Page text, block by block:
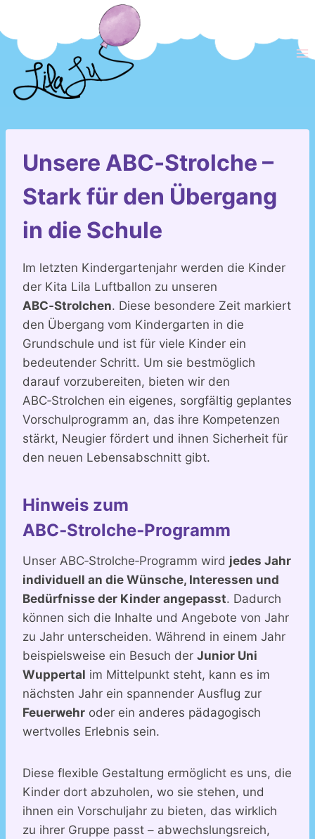
Inhalt
springen
Unsere ABC‑Strolche –
Stark für den Übergang
in die Schule
Im letzten Kindergartenjahr werden die Kinder
der Kita Lila Luftballon zu unseren
ABC‑Strolchen. Diese besondere Zeit markiert
den Übergang vom Kindergarten in die
Grundschule und ist für viele Kinder ein
bedeutender Schritt. Um sie bestmöglich
darauf vorzubereiten, bieten wir den
ABC‑Strolchen ein eigenes, sorgfältig geplantes
Vorschulprogramm an, das ihre Kompetenzen
stärkt, Neugier fördert und ihnen Sicherheit für
den neuen Lebensabschnitt gibt.
Hinweis zum
ABC‑Strolche‑Programm
Unser ABC‑Strolche‑Programm wird jedes Jahr
individuell an die Wünsche, Interessen und
Bedürfnisse der Kinder angepasst. Dadurch
können sich die Inhalte und Angebote von Jahr
zu Jahr unterscheiden. Während in einem Jahr
beispielsweise ein Besuch der Junior Uni
Wuppertal im Mittelpunkt steht, kann es im
nächsten Jahr ein spannender Ausflug zur
Feuerwehr oder ein anderes pädagogisch
wertvolles Erlebnis sein.
Diese flexible Gestaltung ermöglicht es uns, die
Kinder dort abzuholen, wo sie stehen, und
ihnen ein Vorschuljahr zu bieten, das wirklich
zu ihrer Gruppe passt – abwechslungsreich,